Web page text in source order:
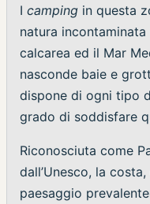
I camping in questa
natura
calcarea ed il Mar
nasconde baie e
dispone di ogni tipo
grado di soddisfare
Riconosciuta come
dall’Unesco, la
paesaggio